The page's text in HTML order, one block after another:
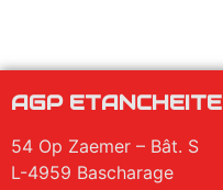
AGP ETANCHEITE
54 Op Zaemer – Bât. S
L-4959 Bascharage